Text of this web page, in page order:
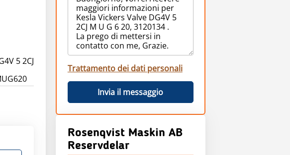
5 2CJ
Trattamento dei dati personali
Invia il messaggio
Rosenqvist Maskin AB
Reservdelar